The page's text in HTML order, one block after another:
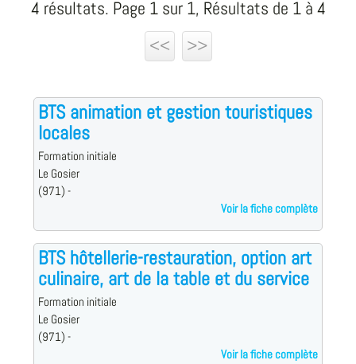
4 résultats. Page 1 sur 1, Résultats de 1 à 4
<<
>>
BTS animation et gestion touristiques
locales
Formation initiale
Le Gosier
(971) -
Voir la fiche complète
BTS hôtellerie-restauration, option art
culinaire, art de la table et du service
Formation initiale
Le Gosier
(971) -
Voir la fiche complète